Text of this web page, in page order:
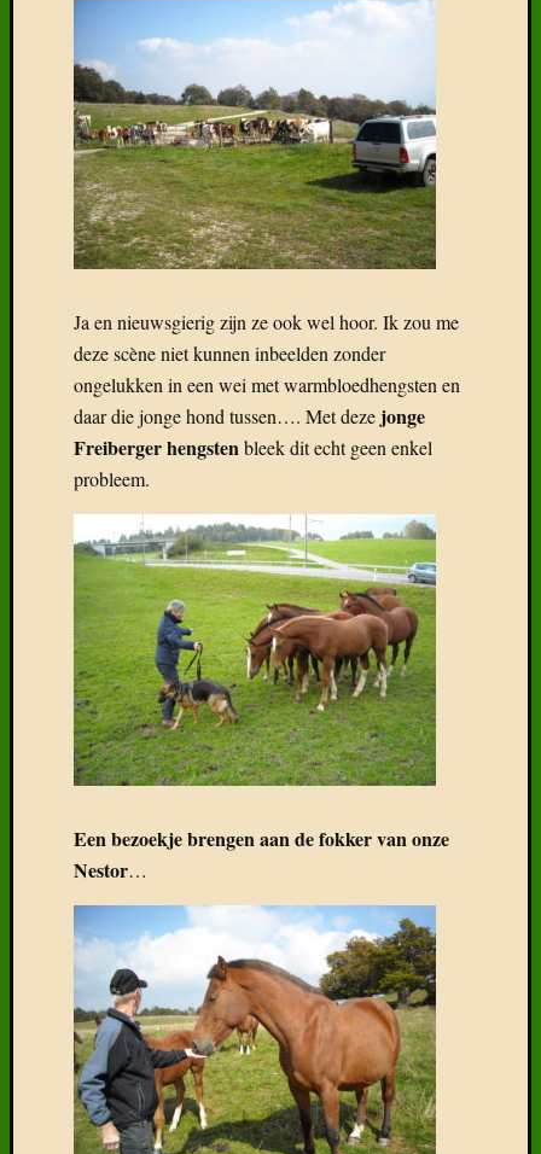
Ja en nieuwsgierig zijn ze ook wel hoor. Ik zou me
deze scène niet kunnen inbeelden zonder
ongelukken in een wei met warmbloedhengsten en
daar die jonge hond tussen…. Met deze jonge
Freiberger hengstenbleek dit echt geen enkel
probleem.
Een bezoekje brengen aan de fokker van onze
Nestor…